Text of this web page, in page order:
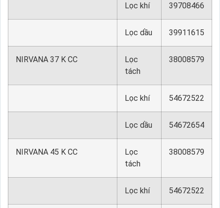
Lọc khí 39708466
Lọc dầu 39911615
NIRVANA 37 K CC
Lọc
tách
38008579
Lọc khí 54672522
Lọc dầu 54672654
NIRVANA 45 K CC
Lọc
tách
38008579
Lọc khí 54672522